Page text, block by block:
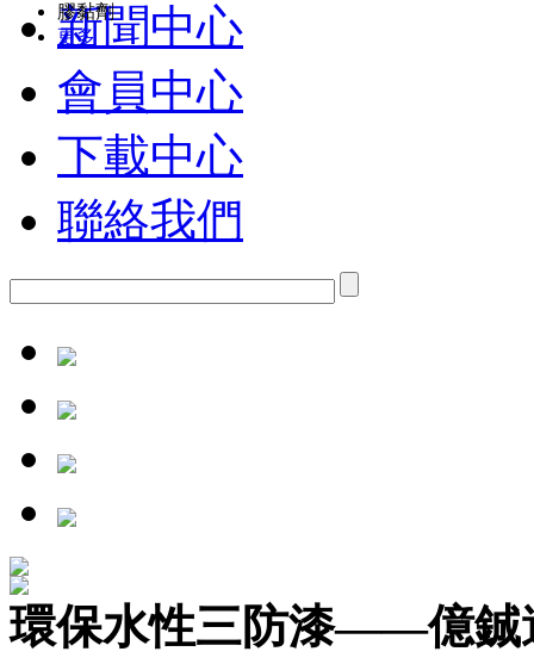
新聞中心
會員中心
下載中心
聯絡我們
環保水性三防漆——億鋮
膠黏劑
更多